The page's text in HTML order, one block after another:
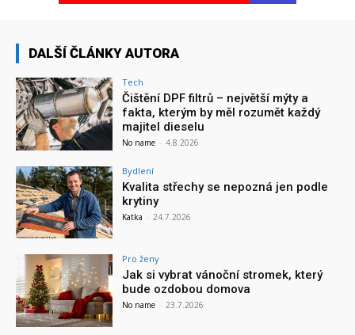
DALŠÍ ČLÁNKY AUTORA
Tech
Čištění DPF filtrů – největší mýty a
fakta, kterým by měl rozumět každý
majitel dieselu
No name - 4.8.2026
Bydlení
Kvalita střechy se nepozná jen podle
krytiny
Katka - 24.7.2026
Pro ženy
Jak si vybrat vánoční stromek, který
bude ozdobou domova
No name - 23.7.2026